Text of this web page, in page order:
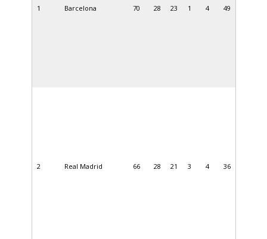
1 Barcelona 70 28 23 1 4 49
2 Real Madrid 66 28 21 3 4 36